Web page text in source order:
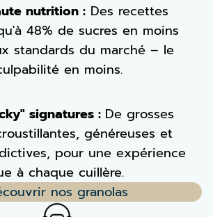
nutrition : Des recettes
48% de sucres en moins
standards du marché – le
en moins.
signatures : De grosses
généreuses et
pour une expérience
à chaque cuillère.
nos granolas